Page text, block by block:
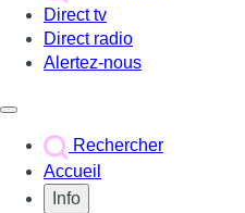
Direct tv
Direct radio
Alertez-nous
Rechercher
Accueil
Info